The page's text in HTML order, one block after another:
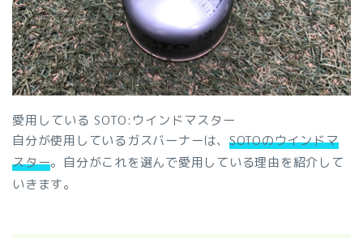
愛用している SOTO:ウインドマスター
自分が使用しているガスバーナーは、 SOTOのウインドマ
スター。自分がこれを選んで愛用している理由を紹介して
いきます。